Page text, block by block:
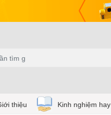
thiệu Kinh nghiệm hay